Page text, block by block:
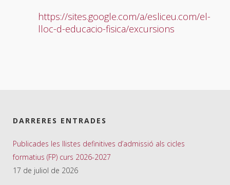
https://sites.google.com/a/esliceu.com/el-
lloc-d-educacio-fisica/excursions
DARRERES ENTRADES
Publicades les llistes definitives d’admissió als cicles
formatius (FP) curs 2026-2027
17 de juliol de 2026